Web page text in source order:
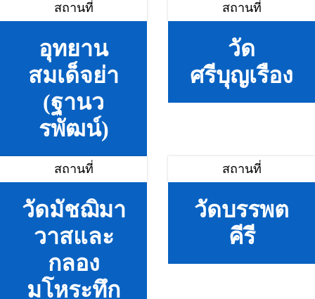
สถานที่
อุทยาน
สมเด็จย่า
(ฐานว
รพัฒน์)
สถานที่
วัด
ศรีบุญเรือง
สถานที่
วัดมัชฌิมา
วาสและ
กลอง
มโหระทึก
สถานที่
วัดบรรพต
คีรี